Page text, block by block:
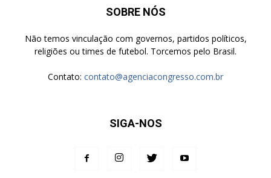
SOBRE NÓS
Não temos vinculação com governos, partidos políticos,
religiões ou times de futebol. Torcemos pelo Brasil.
Contato: contato@agenciacongresso.com.br
SIGA-NOS